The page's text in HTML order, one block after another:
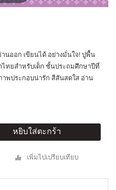
นออก เขียนได้ อย่างมั่นใจ! ปูพื้น
ทยสำหรับเด็ก ชั้นประถมศึกษาปีที่
พประกอบน่ารัก สีสันสดใส อ่าน
หยิบใส่ตะกร้า
เพิ่มไปเปรียบเทียบ